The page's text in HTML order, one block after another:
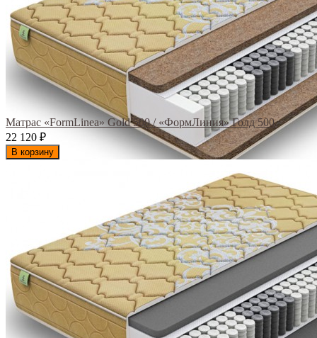
Матрас «FormLinea» Gold 500 / «ФормЛиния» Голд 500
22 120 ₽
В корзину